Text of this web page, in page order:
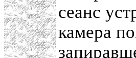
сеанс
камера